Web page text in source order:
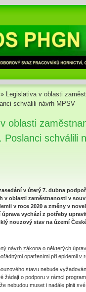
» Legislativa v oblasti
schválili návrh MPSV
oblasti
Poslanci schválili
v úterý 7. dubna
v oblasti zaměstnanosti v
v roce 2020 a změny v
úprava vychází z potřeby
nouzový stav na území
návrh zákona o některých
opatřeními při epidemii v
stavu nebude
žádají o podporu v rámci
nebudou muset i nadále plnit